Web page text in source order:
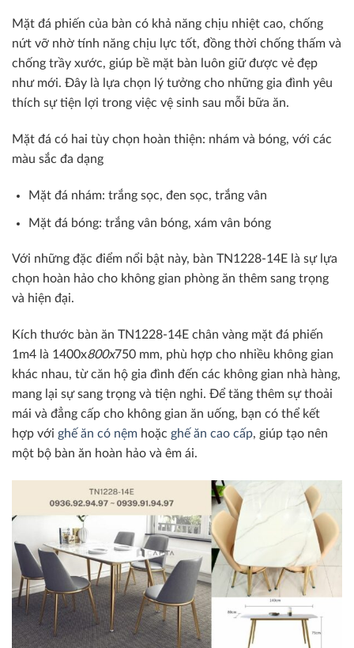
Mặt đá phiến của bàn có khả năng chịu nhiệt cao, chống
nứt vỡ nhờ tính năng chịu lực tốt, đồng thời chống thấm và
chống trầy xước, giúp bề mặt bàn luôn giữ được vẻ đẹp
như mới. Đây là lựa chọn lý tưởng cho những gia đình yêu
thích sự tiện lợi trong việc vệ sinh sau mỗi bữa ăn.
Mặt đá có hai tùy chọn hoàn thiện: nhám và bóng, với các
màu sắc đa dạng
Mặt đá nhám: trắng sọc, đen sọc, trắng vân
Mặt đá bóng: trắng vân bóng, xám vân bóng
Với những đặc điểm nổi bật này, bàn TN1228-14E là sự lựa
chọn hoàn hảo cho không gian phòng ăn thêm sang trọng
và hiện đại.
Kích thước bàn ăn TN1228-14E chân vàng mặt đá phiến
1m4 là 1400x800x750 mm, phù hợp cho nhiều không gian
khác nhau, từ căn hộ gia đình đến các không gian nhà hàng,
mang lại sự sang trọng và tiện nghi. Để tăng thêm sự thoải
mái và đẳng cấp cho không gian ăn uống, bạn có thể kết
hợp với ghế ăn có nệm hoặc ghế ăn cao cấp, giúp tạo nên
một bộ bàn ăn hoàn hảo và êm ái.